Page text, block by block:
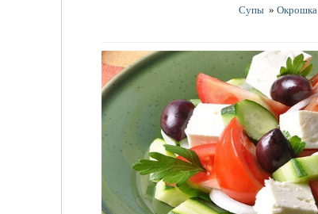
Супы » Окрошка